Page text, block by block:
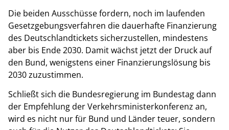
Die beiden Ausschüsse fordern, noch im laufenden
Gesetzgebungsverfahren die dauerhafte Finanzierung
des Deutschlandtickets sicherzustellen, mindestens
aber bis Ende 2030. Damit wächst jetzt der Druck auf
den Bund, wenigstens einer Finanzierungslösung bis
2030 zuzustimmen.
Schließt sich die Bundesregierung im Bundestag dann
der Empfehlung der Verkehrsministerkonferenz an,
wird es nicht nur für Bund und Länder teuer, sondern